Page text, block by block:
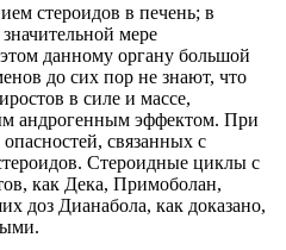
стероидов в печень; в
мере
данному органу большой
до сих пор не знают, что
в силе и массе,
андрогенным эффектом. При
связанных с
Стероидные циклы с
как Дека, Примоболан,
доз Дианабола, как доказано,